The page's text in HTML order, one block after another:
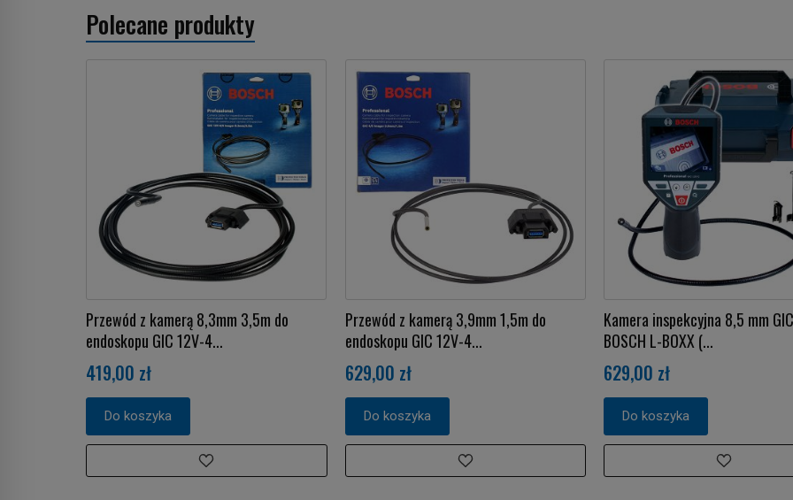
Polecane produkty
Przewód z kamerą 8,3mm 3,5m do
endoskopu GIC 12V-4...
419,00 zł
Do koszyka
Przewód z kamerą 3,9mm 1,5m do
endoskopu GIC 12V-4...
629,00 zł
Do koszyka
Kamera inspekcyjna 8,5 mm
BOSCH L-BOXX (...
629,00 zł
Do koszyka